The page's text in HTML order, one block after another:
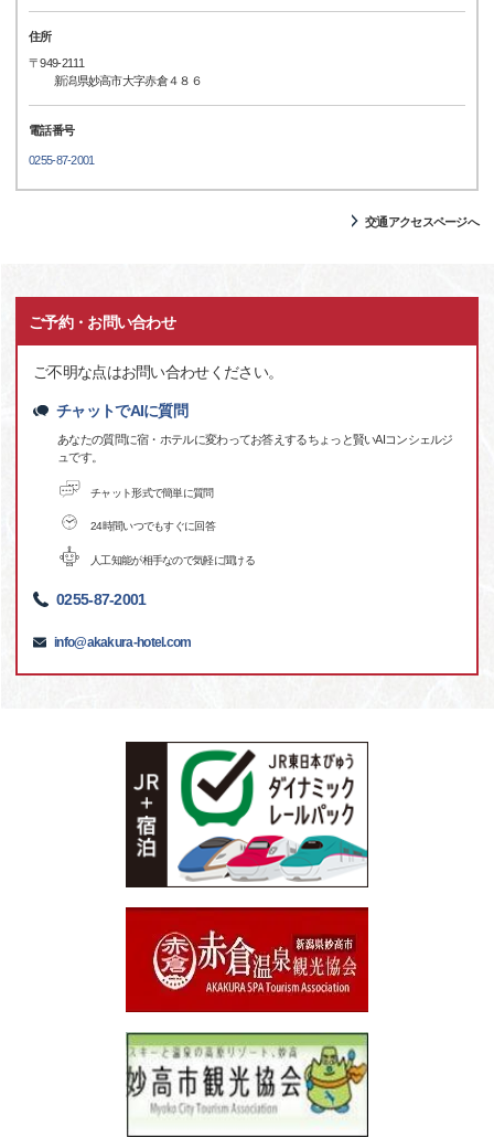
住所
〒949-2111
新潟県妙高市大字赤倉４８６
電話番号
0255-87-2001
交通アクセスページへ
ご予約・お問い合わせ
ご不明な点はお問い合わせください。
チャットでAIに質問
あなたの質問に宿・ホテルに変わってお答えするちょっと賢いAIコンシェルジ
ュです。
チャット形式で簡単に質問
24時間いつでもすぐに回答
人工知能が相手なので気軽に聞ける
0255-87-2001
info@akakura-hotel.com